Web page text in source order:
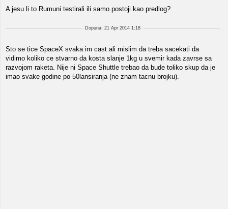
A jesu li to Rumuni testirali ili samo postoji kao predlog?
Dopuna: 21 Apr 2014 1:18
Sto se tice SpaceX svaka im cast ali mislim da treba sacekati da
vidimo koliko ce stvarno da kosta slanje 1kg u svemir kada zavrse sa
razvojom raketa. Nije ni Space Shuttle trebao da bude toliko skup da je
imao svake godine po 50lansiranja (ne znam tacnu brojku).